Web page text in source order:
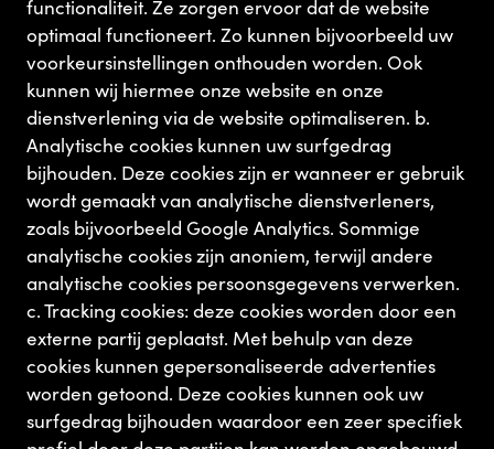
functionaliteit. Ze zorgen ervoor dat de website
optimaal functioneert. Zo kunnen bijvoorbeeld uw
voorkeursinstellingen onthouden worden. Ook
kunnen wij hiermee onze website en onze
dienstverlening via de website optimaliseren. b.
Analytische cookies kunnen uw surfgedrag
bijhouden. Deze cookies zijn er wanneer er gebruik
wordt gemaakt van analytische dienstverleners,
zoals bijvoorbeeld Google Analytics. Sommige
analytische cookies zijn anoniem, terwijl andere
analytische cookies persoonsgegevens verwerken.
c. Tracking cookies: deze cookies worden door een
externe partij geplaatst. Met behulp van deze
cookies kunnen gepersonaliseerde advertenties
worden getoond. Deze cookies kunnen ook uw
surfgedrag bijhouden waardoor een zeer specifiek